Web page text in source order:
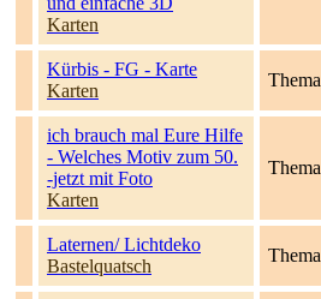
Karten
Kürbis - FG - Karte
Karten
Thema
ich brauch mal Eure Hilfe
- Welches Motiv zum 50.
-jetzt mit Foto
Karten
Thema
Laternen/ Lichtdeko
Bastelquatsch
Thema